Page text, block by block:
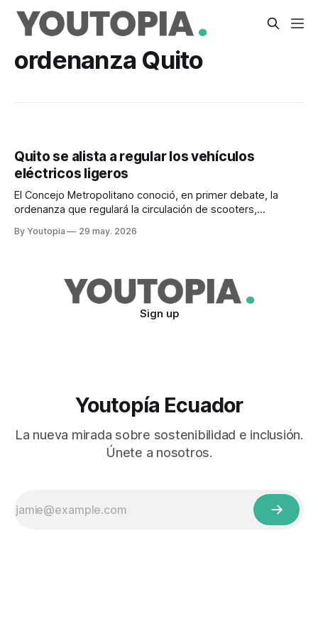
ordenanza Quito
Quito se alista a regular los vehículos
eléctricos ligeros
El Concejo Metropolitano conoció, en primer debate, la
ordenanza que regulará la circulación de scooters,
By Youtopia 29 may. 2026
Sign up
Youtopía Ecuador
La nueva mirada sobre sostenibilidad e inclusión.
Únete a nosotros.